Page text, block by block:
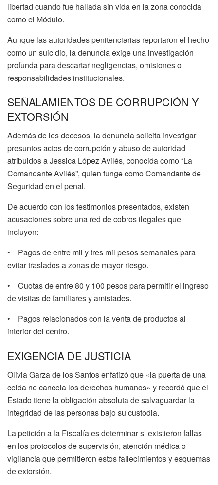
libertad cuando fue hallada sin vida en la zona conocida
como el Módulo.
Aunque las autoridades penitenciarias reportaron el hecho
como un suicidio, la denuncia exige una investigación
profunda para descartar negligencias, omisiones o
responsabilidades institucionales.
SEÑALAMIENTOS DE CORRUPCIÓN Y
EXTORSIÓN
Además de los decesos, la denuncia solicita investigar
presuntos actos de corrupción y abuso de autoridad
atribuidos a Jessica López Avilés, conocida como “La
Comandante Avilés”, quien funge como Comandante de
Seguridad en el penal.
De acuerdo con los testimonios presentados, existen
acusaciones sobre una red de cobros ilegales que
incluyen:
• Pagos de entre mil y tres mil pesos semanales para
evitar traslados a zonas de mayor riesgo.
• Cuotas de entre 80 y 100 pesos para permitir el ingreso
de visitas de familiares y amistades.
• Pagos relacionados con la venta de productos al
interior del centro.
EXIGENCIA DE JUSTICIA
Olivia Garza de los Santos enfatizó que «la puerta de una
celda no cancela los derechos humanos» y recordó que el
Estado tiene la obligación absoluta de salvaguardar la
integridad de las personas bajo su custodia.
La petición a la Fiscalía es determinar si existieron fallas
en los protocolos de supervisión, atención médica o
vigilancia que permitieron estos fallecimientos y esquemas
de extorsión.